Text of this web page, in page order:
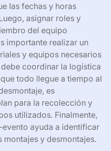
las fechas y horas
asignar roles y
del equipo
importante realizar un
y equipos necesarios
coordinar la logística
todo llegue a tiempo al
es
para la recolección y
utilizados. Finalmente,
ayuda a identificar
y desmontajes.